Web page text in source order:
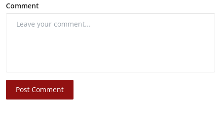
Comment
Post Comment